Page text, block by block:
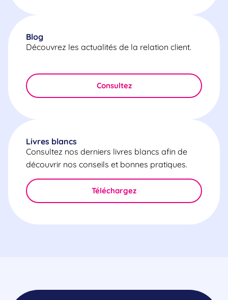
Blog
Découvrez les actualités de la relation client.
Consultez
Livres blancs
Consultez nos derniers livres blancs afin de
découvrir nos conseils et bonnes pratiques.
Téléchargez